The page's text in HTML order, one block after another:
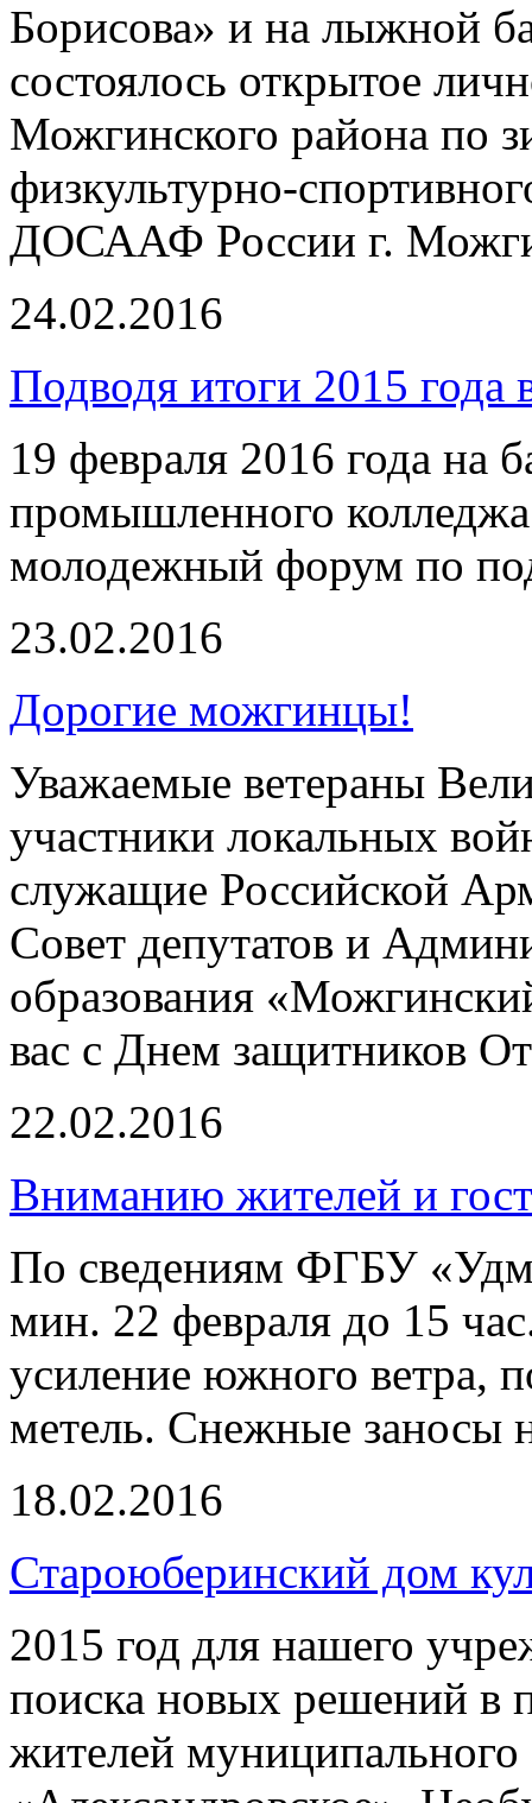
Борисова» и на лыжной
состоялось открытое
Можгинского района по
физкультурно-
ДОСААФ России г.
24.02.2016
Подводя итоги 2015
19 февраля 2016 года на
промышленного
молодежный форум по
23.02.2016
Дорогие можгинцы!
Уважаемые ветераны
участники локальных
служащие Российской
Совет депутатов и
образования
вас с Днем защитников
22.02.2016
Вниманию жителей и
По сведениям ФГБУ
мин. 22 февраля до 15
усиление южного ветра,
метель. Снежные заносы
18.02.2016
Староюберинский дом
2015 год для нашего
поиска новых решений в
жителей муниципального